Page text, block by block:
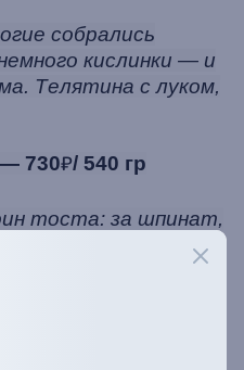
собрались
кислинки — и
Телятина с луком,
730₽/ 540 гр
тоста: за шпинат,
никогда не
и по-грузински